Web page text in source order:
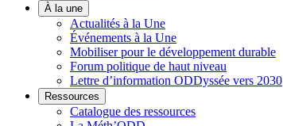
À la une
Actualités à la Une
Événements à la Une
Mobiliser pour le développement durable
Forum politique de haut niveau
Lettre d’information ODDyssée vers 2030
Ressources
Catalogue des ressources